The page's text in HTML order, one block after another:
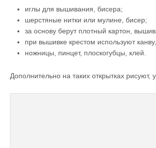
иглы для вышивания, бисера;
шерстяные нитки или мулине, бисер;
за основу берут плотный картон,
при вышивке крестом используют
ножницы, пинцет, плоскогубцы, клей.
Дополнительно на таких открытках